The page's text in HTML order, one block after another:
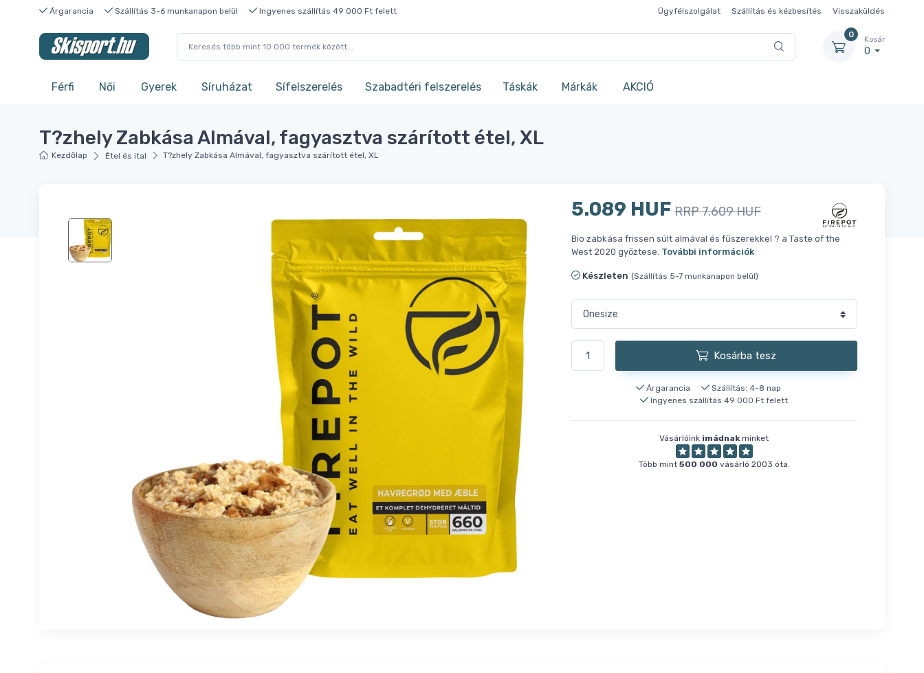
Árgarancia Szállítás 3-6 munkanapon belül Ingyenes szállítás 49 000 Ft felett Ügyfélszolgálat Szállítás és kézbesítés Visszaküldés
0
Kosár
0
Férfi Női Gyerek Síruházat Sífelszerelés Szabadtéri felszerelés Táskák Márkák AKCIÓ
T?zhely Zabkása Almával, fagyasztva szárított étel, XL
Kezdőlap Étel és ital T?zhely Zabkása Almával, fagyasztva szárított étel, XL
5.089 HUF RRP 7.609 HUF
Bio zabkása frissen sült almával és fűszerekkel ? a Taste of the
West 2020 győztese. További információk
Készleten (Szállítás 5-7 munkanapon belül)
Kosárba tesz
Árgarancia
Szállítás: 4-8 nap
Ingyenes szállítás 49 000 Ft felett
Vásárlóink imádnakminket
Több mint 500 000 vásárló 2003 óta.